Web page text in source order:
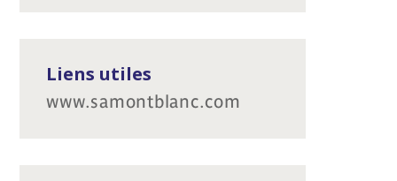
Liens utiles
www.samontblanc.com